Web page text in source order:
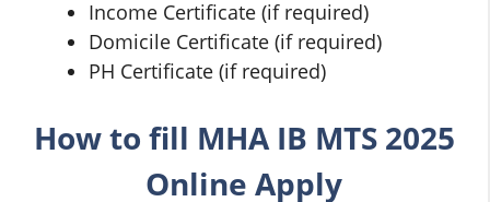
Income Certificate (if required)
Domicile Certificate (if required)
PH Certificate (if required)
How to fill MHA IB MTS 2025
Online Apply